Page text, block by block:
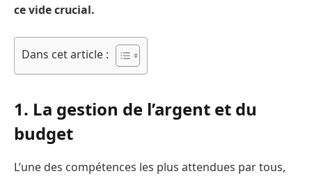
ce vide crucial.
Dans cet article :
1. La gestion de l’argent et du
budget
L’une des compétences les plus attendues par tous,